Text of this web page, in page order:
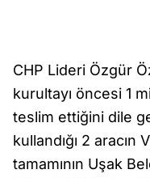
CHP Lideri Özgür
kurultayı öncesi 1
teslim ettiğini dile
kullandığı 2 aracın
tamamının Uşak